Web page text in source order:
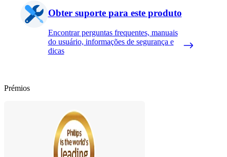
Obter suporte para este produto
Encontrar perguntas frequentes, manuais
do usuário, informações de segurança e
dicas
Prémios